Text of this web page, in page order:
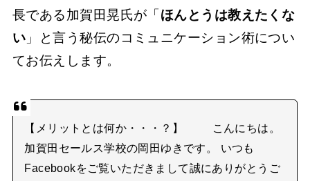
長である加賀田晃氏が「ほんとうは教えたくな
い 」と言う秘伝のコミュニケーション術につい
てお伝えします。
【メリットとは何か・・・？】 こんにちは。
加賀田セールス学校の岡田ゆきです。 いつも
Facebookをご覧いただきまして誠にありがとうご